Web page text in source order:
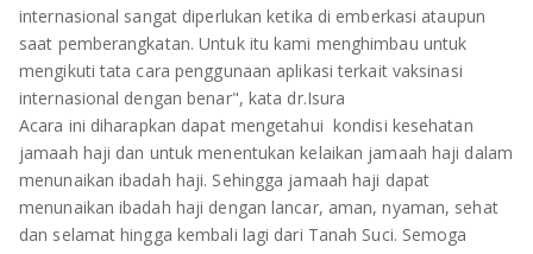
internasional sangat diperlukan ketika di emberkasi ataupun
saat pemberangkatan. Untuk itu kami menghimbau untuk
mengikuti tata cara penggunaan aplikasi terkait vaksinasi
internasional dengan benar", kata dr.Isura
Acara ini diharapkan dapat mengetahui kondisi kesehatan
jamaah haji dan untuk menentukan kelaikan jamaah haji dalam
menunaikan ibadah haji. Sehingga jamaah haji dapat
menunaikan ibadah haji dengan lancar, aman, nyaman, sehat
dan selamat hingga kembali lagi dari Tanah Suci. Semoga